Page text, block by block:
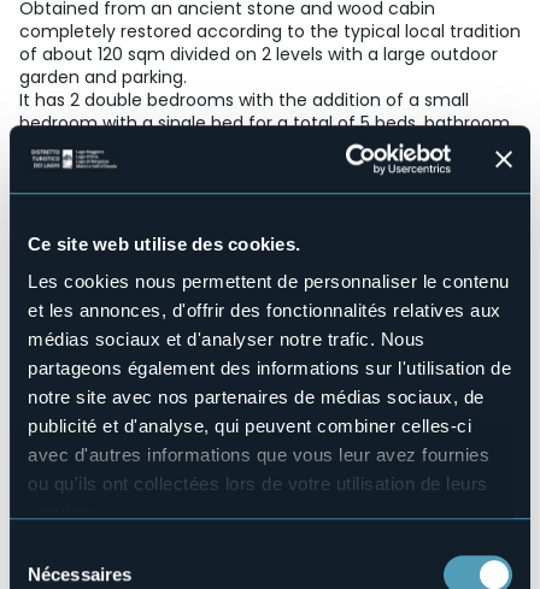
Ce site web utilise des cookies.
Les cookies nous permettent de personnaliser le contenu
et les annonces, d'offrir des fonctionnalités relatives aux
médias sociaux et d'analyser notre trafic. Nous
partageons également des informations sur l'utilisation de
notre site avec nos partenaires de médias sociaux, de
publicité et d'analyse, qui peuvent combiner celles-ci
avec d'autres informations que vous leur avez fournies
ou qu'ils ont collectées lors de votre utilisation de leurs
manière de les gérer et de les supprimer,
cliquez ici
Nécessaires
Obtained from an ancient stone and wood cabin
completely restored according to the typical local tradition
of about 120 sqm divided on 2 levels with a large outdoor
garden and parking.
It has 2 double bedrooms with the addition of a small
bedroom with a single bed for a total of 5 beds, bathroom
with shower, fully equipped kitchen and large living room
with fireplace, equipped with independent heating system
operated by programmable programmable thermostat.
The 6000 m² garden planted for outdoor activities plus the
outdoor stone table with wrought iron seats under the
gazebo for breakfast outside.
Structure pour handicapés
No
Wellness
No
Salles de conférences
No
Piscine
No
Sì